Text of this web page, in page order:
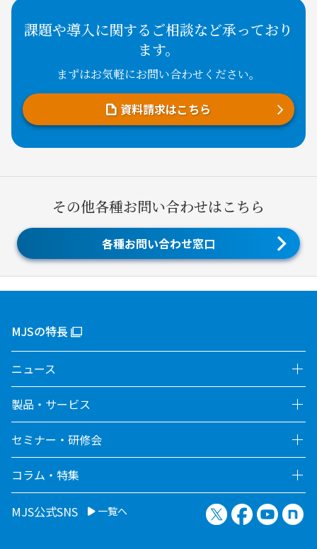
課題や導入に関するご相談など承っており
ます。
まずはお気軽にお問い合わせください。
資料請求はこちら
その他各種お問い合わせはこちら
各種お問い合わせ窓口
MJSの特長
ニュース
製品・サービス
セミナー・研修会
コラム・特集
MJS公式SNS 一覧へ X（旧Twitter）
Facebook